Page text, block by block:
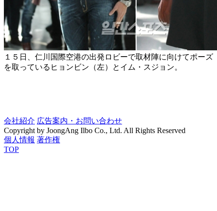
１５日、仁川国際空港の出発ロビーで取材陣に向けてポーズ
を取っているヒョンビン（左）とイム・スジョン。
会社紹介 広告案内・お問い合わせ
Copyright by JoongAng Ilbo Co., Ltd. All Rights Reserved
個人情報 著作権
TOP